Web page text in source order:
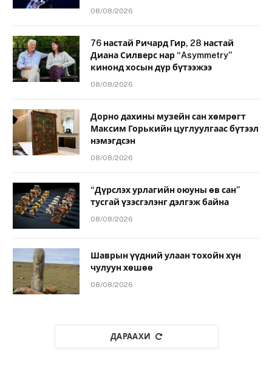
08/08/2026
76 настай Ричард Гир, 28 настай
Диана Силверс нар “Asymmetry”
кинонд хосын дүр бүтээжээ
08/08/2026
Дорно дахины музейн сан хөмрөгт
Максим Горькийн цуглуулгаас бүтээл
нэмэгдсэн
08/08/2026
“Дүрслэх урлагийн оюуны өв сан”
тусгай үзэсгэлэнг дэлгэж байна
08/08/2026
Шаврын үүдний улаан тохойн хүн
чулуун хөшөө
08/08/2026
ДАРААХИ